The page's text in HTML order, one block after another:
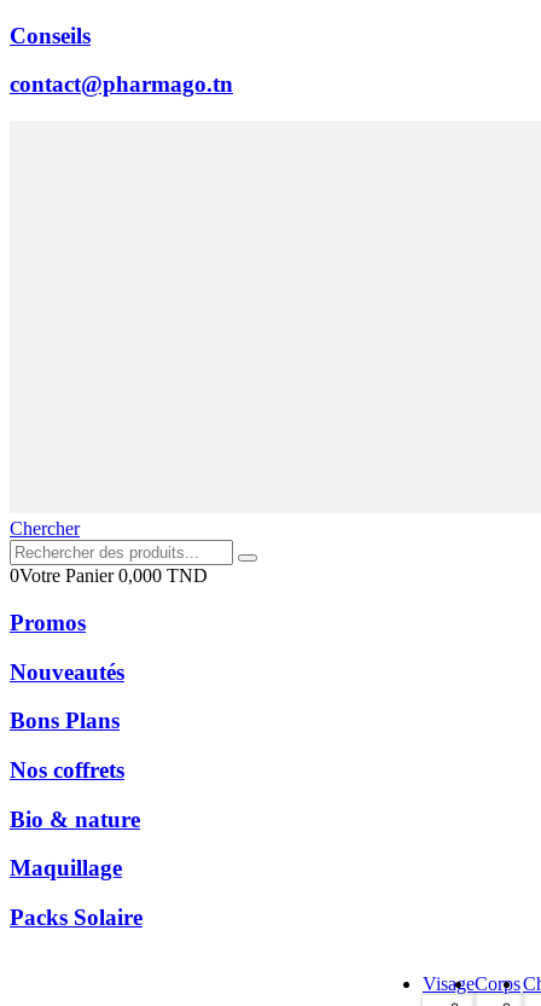
Conseils
contact@pharmago.tn
Chercher
0Votre Panier0,000 TND
Promos
Nouveautés
Bons Plans
Nos coffrets
Bio & nature
Maquillage
Packs Solaire
VisageCorps